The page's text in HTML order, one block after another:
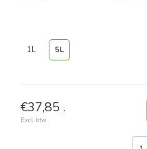
1L 5L
€37,85 .
Excl. btw